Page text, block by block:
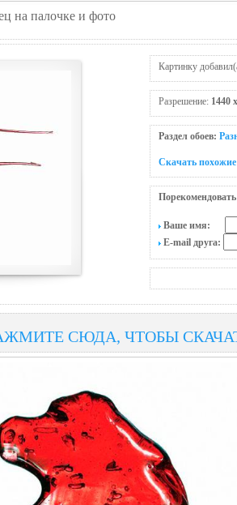
на палочке и фото
Картинку
Разрешение: 1440
Раздел обоев:
Скачать
Ваше имя:
E-mail друга:
СЮДА, ЧТОБЫ